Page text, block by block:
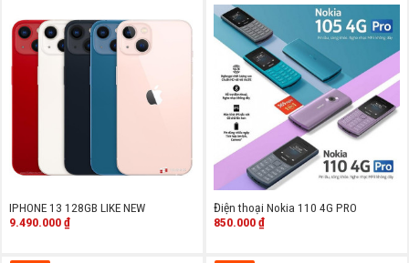
IPHONE 13 128GB LIKE NEW
9.490.000₫
Điện thoại Nokia 110 4G PRO
850.000₫